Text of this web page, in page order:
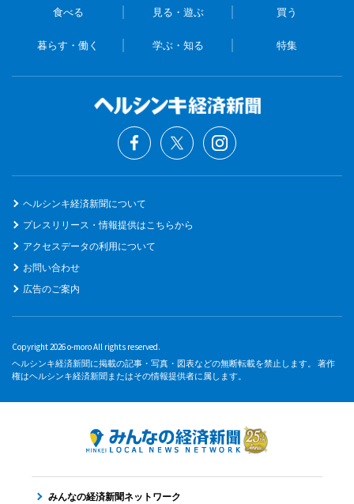
食べる 見る・遊ぶ 買う
暮らす・働く 学ぶ・知る 特集
ヘルシンキ経済新聞について
プレスリリース・情報提供はこちらから
アクセスデータの利用について
お問い合わせ
広告のご案内
Copyright 2026 o-moro All rights reserved.
ヘルシンキ経済新聞に掲載の記事・写真・図表などの無断転載を禁止します。 著作
権はヘルシンキ経済新聞またはその情報提供者に属します。
みんなの経済新聞ネットワーク